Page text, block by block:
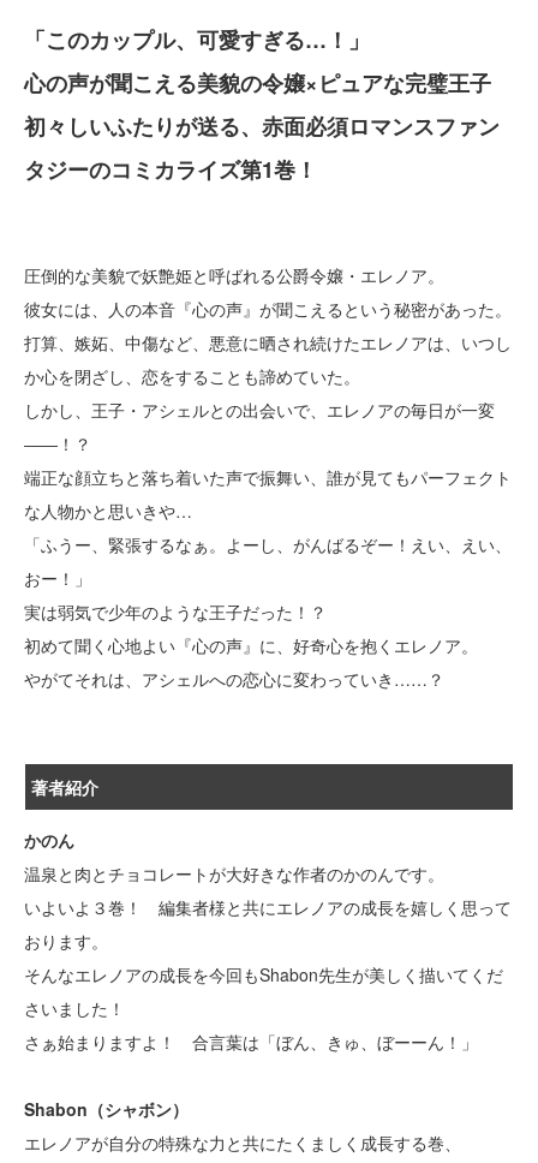
「このカップル、可愛すぎる…！」
心の声が聞こえる美貌の令嬢×ピュアな完璧王子
初々しいふたりが送る、赤面必須ロマンスファン
タジーのコミカライズ第1巻！
圧倒的な美貌で妖艶姫と呼ばれる公爵令嬢・エレノア。
彼女には、人の本音『心の声』が聞こえるという秘密があった。
打算、嫉妬、中傷など、悪意に晒され続けたエレノアは、いつし
か心を閉ざし、恋をすることも諦めていた。
しかし、王子・アシェルとの出会いで、エレノアの毎日が一変
――！？
端正な顔立ちと落ち着いた声で振舞い、誰が見てもパーフェクト
な人物かと思いきや…
「ふうー、緊張するなぁ。よーし、がんばるぞー！えい、えい、
おー！」
実は弱気で少年のような王子だった！？
初めて聞く心地よい『心の声』に、好奇心を抱くエレノア。
やがてそれは、アシェルへの恋心に変わっていき……？
著者紹介
かのん
温泉と肉とチョコレートが大好きな作者のかのんです。
いよいよ３巻！ 編集者様と共にエレノアの成長を嬉しく思って
おります。
そんなエレノアの成長を今回もShabon先生が美しく描いてくだ
さいました！
さぁ始まりますよ！ 合言葉は「ぼん、きゅ、ぼーーん！」
Shabon（シャボン）
エレノアが自分の特殊な力と共にたくましく成長する巻、